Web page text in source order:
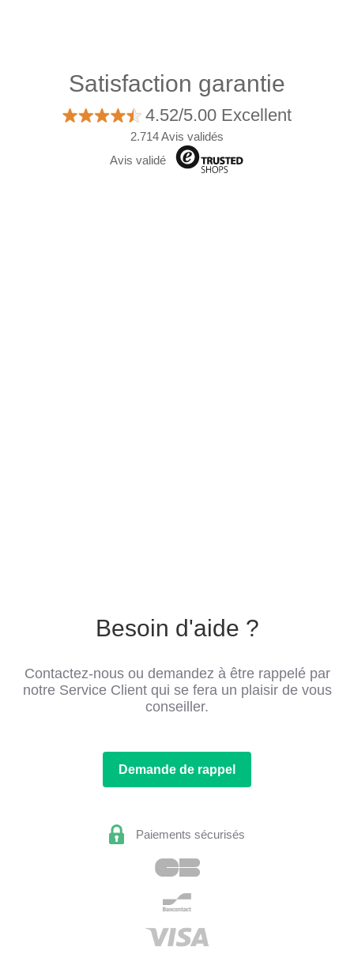
Satisfaction garantie
4.52/5.00 Excellent
2.714 Avis validés
Avis validé
Besoin d'aide ?
Contactez-nous ou demandez à être rappelé par
notre Service Client qui se fera un plaisir de vous
conseiller.
Demande de rappel
Paiements sécurisés